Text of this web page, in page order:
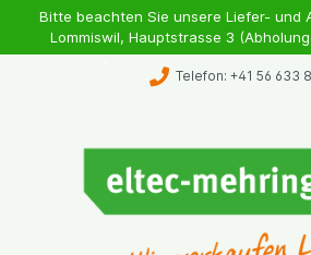
Bitte beachten Sie unsere Liefer- und
Lommiswil, Hauptstrasse 3
Telefon: +41 56 633